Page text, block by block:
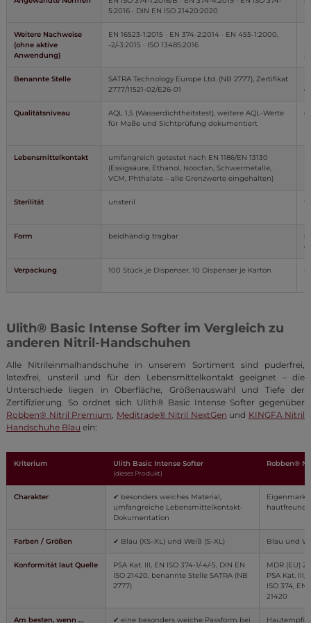
5:2016 · DIN EN ISO 21420:2020
Weitere Nachweise
(ohne aktive
Anwendung)
EN 16523-1:2015 · EN 374-2:2014 · EN 455-1:2000,
-2/-3:2015 · ISO 13485:2016
Benannte Stelle
SATRA Technology Europe Ltd. (NB 2777), Zertifikat
2777/11521-02/E26-01
Qualitätsniveau
AQL 1,5 (Wasserdichtheitstest), weitere AQL-Werte
für Maße und Sichtprüfung dokumentiert
Lebensmittelkontakt
umfangreich getestet nach EN 1186/EN 13130
(Essigsäure, Ethanol, Isooctan, Schwermetalle,
VCM, Phthalate – alle Grenzwerte eingehalten)
Sterilität unsteril
Form beidhändig tragbar
Verpackung 100 Stück je Dispenser, 10 Dispenser je Karton
Ulith® Basic Intense Softer im Vergleich zu
anderen Nitril-Handschuhen
Alle Nitrileinmalhandschuhe in unserem Sortiment sind puderfrei,
latexfrei, unsteril und für den Lebensmittelkontakt geeignet – die
Unterschiede liegen in Oberfläche, Größenauswahl und Tiefe der
Zertifizierung. So ordnet sich Ulith® Basic Intense Softer gegenüber
Robben® Nitril Premium, Meditrade® Nitril NextGen und KINGFA Nitril
Handschuhe Blau ein:
Kriterium Ulith Basic Intense Softer
(dieses Produkt)
Robben®
Charakter
✔ besonders weiches Material,
umfangreiche Lebensmittelkontakt-
Dokumentation
Farben / Größen ✔ Blau (XS–XL) und Weiß (S–XL) Blau und
Konformität laut Quelle
PSA Kat. III, EN ISO 374-1/-4/-5, DIN EN
ISO 21420, benannte Stelle SATRA (NB
2777)
MDR (EU)
PSA Kat. III,
ISO 374, EN
21420
Am besten, wenn …
✔ eine besonders weiche Passform bei